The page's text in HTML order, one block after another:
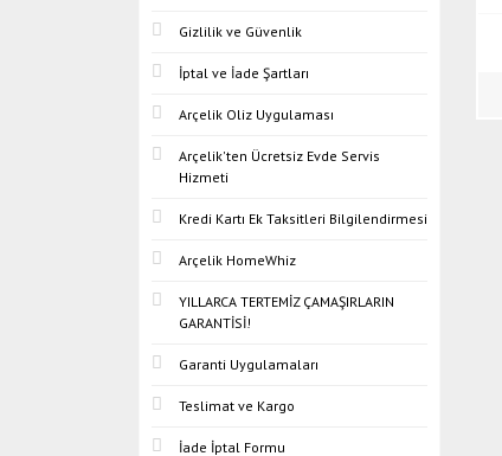
Gizlilik ve Güvenlik
İptal ve İade Şartları
Arçelik Oliz Uygulaması
Arçelik'ten Ücretsiz Evde Servis
Hizmeti
Kredi Kartı Ek Taksitleri Bilgilendirmesi
Arçelik HomeWhiz
YILLARCA TERTEMİZ ÇAMAŞIRLARIN
GARANTİSİ!
Garanti Uygulamaları
Teslimat ve Kargo
İade İptal Formu